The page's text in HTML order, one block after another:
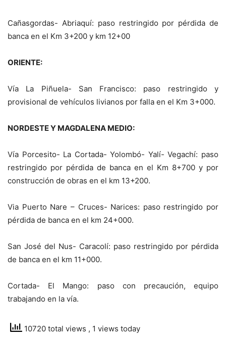
Cañasgordas- Abriaquí: paso restringido por pérdida de
banca en el Km 3+200 y km 12+00
ORIENTE:
Vía La Piñuela- San Francisco: paso restringido y
provisional de vehículos livianos por falla en el Km 3+000.
NORDESTE Y MAGDALENA MEDIO:
Vía Porcesito- La Cortada- Yolombó- Yalí- Vegachí: paso
restringido por pérdida de banca en el Km 8+700 y por
construcción de obras en el km 13+200.
Via Puerto Nare – Cruces- Narices: paso restringido por
pérdida de banca en el km 24+000.
San José del Nus- Caracolí: paso restringido por pérdida
de banca en el km 11+000.
Cortada- El Mango: paso con precaución, equipo
trabajando en la vía.
10720 total views , 1 views today